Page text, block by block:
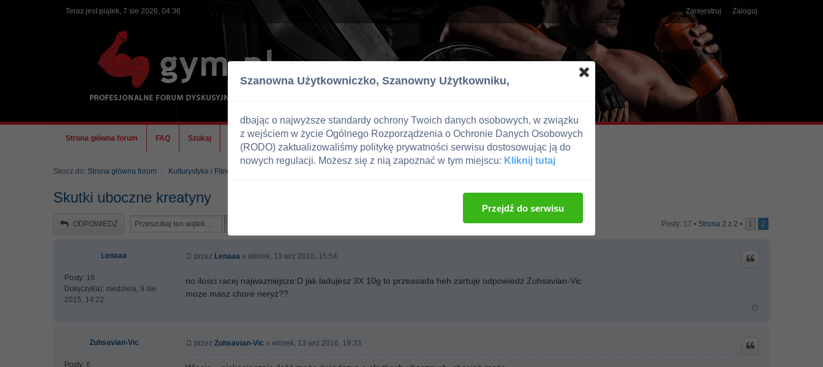
Teraz jest piątek, 7 sie 2026, 04:36 Zarejestruj Zaloguj
Strona główna forum FAQ Szukaj Ekipa
Skocz do: Strona główna forum Kulturystyka i Fitness
Skutki uboczne kreatyny
ODPOWIEDZ Posty: 17 • Strona 2 z 2 • 1 2
Lenaaa
Posty: 16
Dołączył(a): niedziela, 9 sie
2015, 14:22
przez Lenaaa » wtorek, 13 wrz 2016, 15:54
no ilosci racej najwazniejsze:D jak ladujesz 3X 10g to przeasada heh zartuje odpowiedz Zuhsavian-Vic
moze masz chore neryż??
Zuhsavian-Vic
Posty: 6
przez Zuhsavian-Vic » wtorek, 13 wrz 2016, 19:33
Szanowna Użytkowniczko, Szanowny Użytkowniku,
dbając o najwyższe standardy ochrony Twoich danych osobowych, w związku
z wejściem w życie Ogólnego Rozporządzenia o Ochronie Danych Osobowych
(RODO) zaktualizowaliśmy politykę prywatności serwisu dostosowując ją do
nowych regulacji. Możesz się z nią zapoznać w tym miejscu: Kliknij tutaj
Przejdź do serwisu